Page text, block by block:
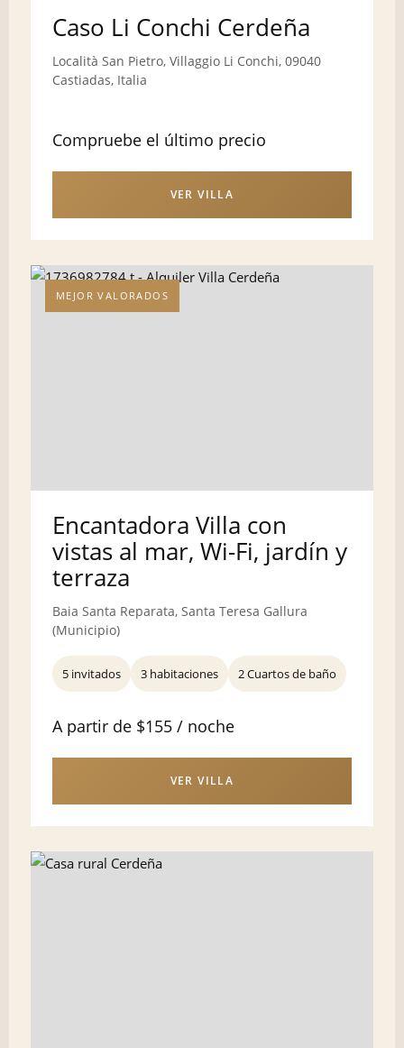
Caso Li Conchi Cerdeña
Località San Pietro, Villaggio Li Conchi, 09040
Castiadas, Italia
Compruebe el último precio
VER VILLA
MEJOR VALORADOS
Encantadora Villa con
vistas al mar, Wi-Fi, jardín y
terraza
Baia Santa Reparata, Santa Teresa Gallura
(Municipio)
5 invitados 3 habitaciones 2 Cuartos de baño
A partir de $155 / noche
VER VILLA